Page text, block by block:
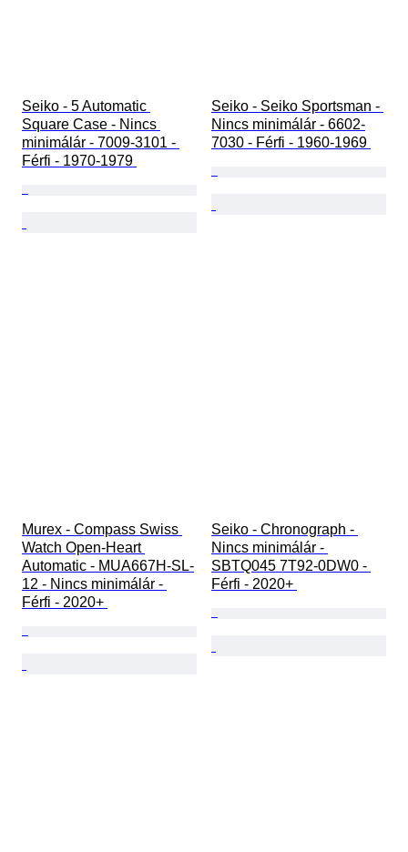
Seiko - 5 Automatic
Square Case - Nincs
minimálár - 7009-3101 -
Férfi - 1970-1979
Seiko - Seiko Sportsman -
Nincs minimálár - 6602-
7030 - Férfi - 1960-1969
Murex - Compass Swiss
Watch Open-Heart
Automatic - MUA667H-SL-
12 - Nincs minimálár -
Férfi - 2020+
Seiko - Chronograph -
Nincs minimálár -
SBTQ045 7T92-0DW0 -
Férfi - 2020+